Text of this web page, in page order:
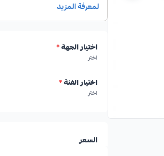
✓صناعة يابانية أصلية.
تصميم رياضي مخرم لتهوية
تقليل أو إزالة اهتزازات
✓تبريد فعال للهوبات ومنظومة
اختيار الجهة*
اختر
اختيار الفئة*
اختر
السعر